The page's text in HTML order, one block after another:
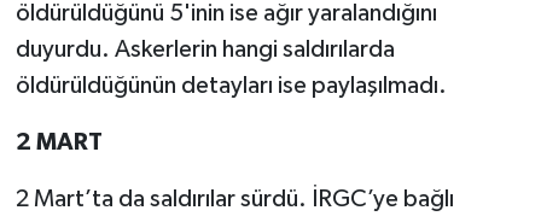
öldürüldüğünü 5'inin ise ağır yaralandığını
duyurdu. Askerlerin hangi saldırılarda
öldürüldüğünün detayları ise paylaşılmadı.
2 MART
2 Mart’ta da saldırılar sürdü. İRGC’ye bağlı